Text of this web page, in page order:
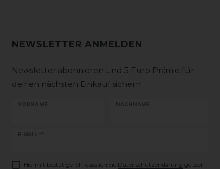
NEWSLETTER ANMELDEN
Newsletter abonnieren und 5 Euro Prämie für
deinen nächsten Einkauf sichern
VORNAME NACHNAME
E-MAIL **
Newsletter
Hiermit bestätige ich, dass ich die Daten­schutz­erklärung gelesen